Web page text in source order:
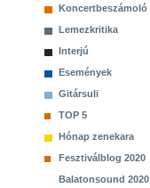
Koncertbeszámoló
Lemezkritika
Interjú
Események
Gitársuli
TOP 5
Hónap zenekara
Fesztiválblog 2020
Balatonsound 2020